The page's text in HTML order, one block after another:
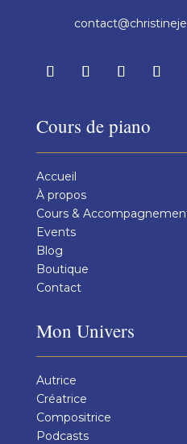
Cours de piano
Accueil
À propos
Cours &
Events
Blog
Boutique
Contact
Mon Univers
Autrice
Créatrice
Compositrice
Podcasts